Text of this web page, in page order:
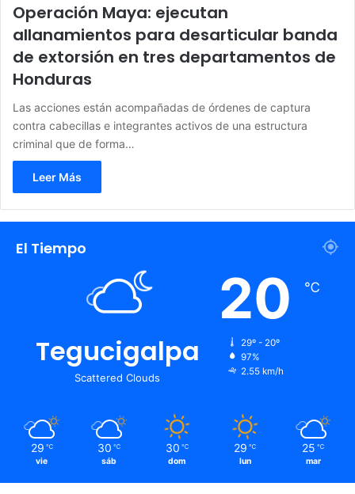
Operación Maya: ejecutan
allanamientos para desarticular banda
de extorsión en tres departamentos de
Honduras
Las acciones están acompañadas de órdenes de captura
contra cabecillas e integrantes activos de una estructura
criminal que de forma…
Leer Más
El Tiempo
Tegucigalpa
Scattered Clouds
20 ℃
29º - 20º
97%
2.55 km/h
29 ℃
vie
30 ℃
sáb
30 ℃
dom
29 ℃
lun
25 ℃
mar